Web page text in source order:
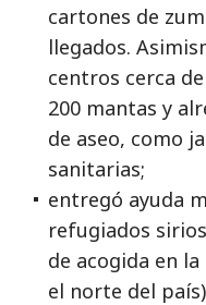
cartones de
llegados.
centros cerca
200 mantas y
de aseo, como
sanitarias;
entregó ayuda
refugiados
de acogida en
el norte del